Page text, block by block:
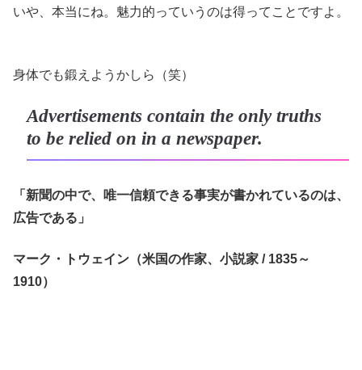
いや、本当にね。魅力的っていうのは得ってことですよ。
身体でも鍛えようかしら（笑）
Advertisements contain the only truths
to be relied on in a newspaper.
「新聞の中で、唯一信頼できる事実が書かれているのは、
広告である」
マーク・トウェイン（米国の作家、小説家 / 1835～
1910）